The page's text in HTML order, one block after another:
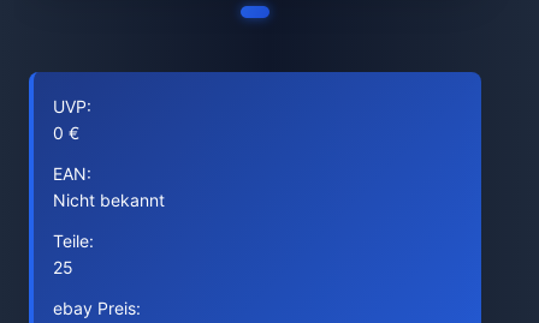
UVP:
0 €
EAN:
Nicht bekannt
Teile:
25
ebay Preis: